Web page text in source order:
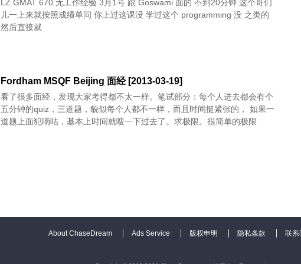
LZ GMAT 670 无工作经验 3月1号 跟 Goswami 面的 不到20分钟 这个哥们
儿一上来就按照成绩单问 你上过这课没 学过这个 programming 没 之类的
然后直接就
Fordham MSQF Beijing 面经 [2013-03-19]
看了很多面经，发现大家考得都不太一样。笔试部分：每个人进去都会有个
五分钟的quiz，三道题，貌似每个人都不一样，而且时间挺紧张的， 如果一
道题上面犯嘀咕，基本上时间就嗖一下过去了。求极限。很简单的极限
About ChaseDream Ads Service 版权申明 隐私条款 联系